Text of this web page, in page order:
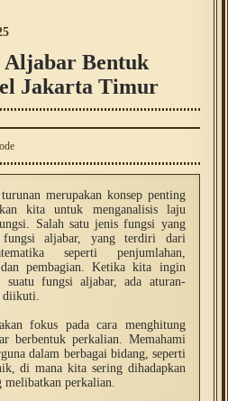
Aljabar Bentuk
Jakarta Timur
merupakan konsep penting
kita untuk menganalisis laju
Salah satu jenis fungsi yang
aljabar, yang terdiri dari
seperti penjumlahan,
pembagian. Ketika kita ingin
suatu fungsi aljabar, ada aturan-
diikuti.
fokus pada cara menghitung
berbentuk perkalian. Memahami
dalam berbagai bidang, seperti
di mana kita sering dihadapkan
melibatkan perkalian.